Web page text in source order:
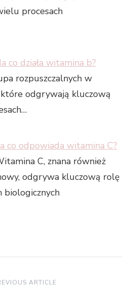
procesach
co działa witamina b?
rozpuszczalnych w
odgrywają kluczową
co odpowiada witamina C?
C, znana również
odgrywa kluczową rolę
biologicznych
ARTICLE